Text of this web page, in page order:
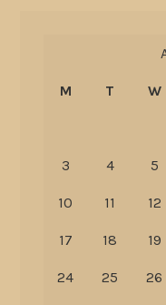
M T W
3 4 5
10 11 12
17 18 19
24 25 26